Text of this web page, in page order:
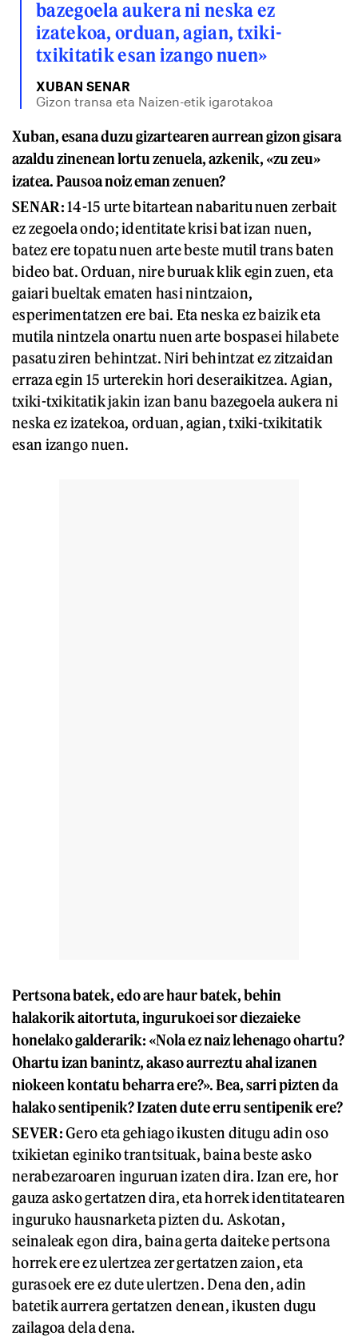
bazegoela aukera ni neska ez
izatekoa, orduan, agian, txiki-
txikitatik esan izango nuen»
XUBAN SENAR
Gizon transa eta Naizen-etik igarotakoa
Xuban, esana duzu gizartearen aurrean gizon gisara
azaldu zinenean lortu zenuela, azkenik, «zu zeu»
izatea. Pausoa noiz eman zenuen?
SENAR:14-15 urte bitartean nabaritu nuen zerbait
ez zegoela ondo; identitate krisi bat izan nuen,
batez ere topatu nuen arte beste mutil trans baten
bideo bat. Orduan, nire buruak klik egin zuen, eta
gaiari bueltak ematen hasi nintzaion,
esperimentatzen ere bai. Eta neska ez baizik eta
mutila nintzela onartu nuen arte bospasei hilabete
pasatu ziren behintzat. Niri behintzat ez zitzaidan
erraza egin 15 urterekin hori deseraikitzea. Agian,
txiki-txikitatik jakin izan banu bazegoela aukera ni
neska ez izatekoa, orduan, agian, txiki-txikitatik
esan izango nuen.
Pertsona batek, edo are haur batek, behin
halakorik aitortuta, ingurukoei sor diezaieke
honelako galderarik: «Nola ez naiz lehenago ohartu?
Ohartu izan banintz, akaso aurreztu ahal izanen
niokeen kontatu beharra ere?». Bea, sarri pizten da
halako sentipenik? Izaten dute erru sentipenik ere?
SEVER:Gero eta gehiago ikusten ditugu adin oso
txikietan eginiko trantsituak, baina beste asko
nerabezaroaren inguruan izaten dira. Izan ere, hor
gauza asko gertatzen dira, eta horrek identitatearen
inguruko hausnarketa pizten du. Askotan,
seinaleak egon dira, baina gerta daiteke pertsona
horrek ere ez ulertzea zer gertatzen zaion, eta
gurasoek ere ez dute ulertzen. Dena den, adin
batetik aurrera gertatzen denean, ikusten dugu
zailagoa dela dena.